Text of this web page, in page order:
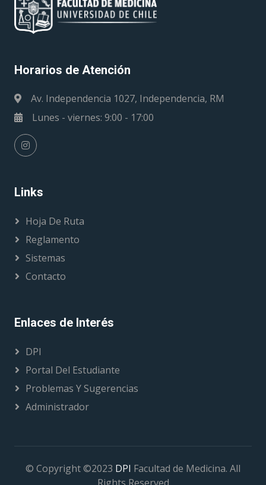
Horarios de Atención
Av. Independencia 1027, Independencia, RM
Lunes - viernes: 9:00 - 17:00
Links
Hoja De Ruta
Reglamento
Sistemas
Contacto
Enlaces de Interés
DPI
Portal Del Estudiante
Problemas Y Sugerencias
Administrador
© Copyright ©2023 DPI Facultad de Medicina. All